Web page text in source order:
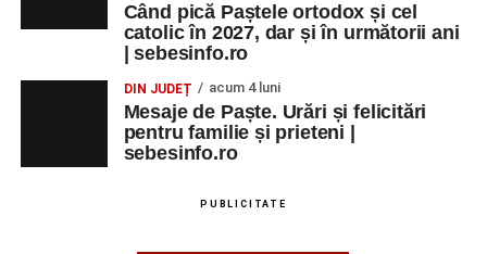
Când pică Paștele ortodox și cel
catolic în 2027, dar și în următorii ani
| sebesinfo.ro
DIN JUDEȚ acum 4 luni
Mesaje de Paște. Urări și felicitări
pentru familie și prieteni |
sebesinfo.ro
PUBLICITATE